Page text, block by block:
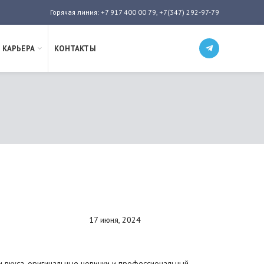
Горячая линия: +7 917 400 00 79, +7(347) 292-97-79
КАРЬЕРА КОНТАКТЫ
17 июня, 2024